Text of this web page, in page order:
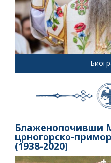
Блаженопочивши
црногорско-
(1938-2020)